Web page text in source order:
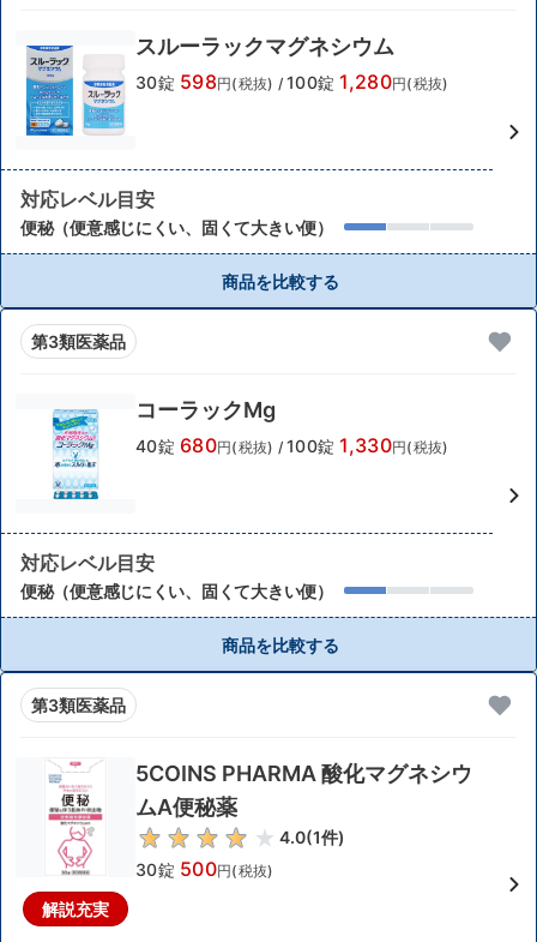
スルーラックマグネシウム
30錠 598円(税抜) / 100錠 1,280円(税抜)
対応レベル目安
便秘（便意感じにくい、固くて大きい便）
商品を比較する
第3類医薬品
コーラックMg
40錠 680円(税抜) / 100錠 1,330円(税抜)
対応レベル目安
便秘（便意感じにくい、固くて大きい便）
商品を比較する
第3類医薬品
解説充実
5COINS PHARMA 酸化マグネシウ
ムA便秘薬
4.0(1件)
30錠 500円(税抜)